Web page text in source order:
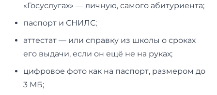
«Госуслугах» — личную, самого абитуриента;
паспорт и СНИЛС;
аттестат — или справку из школы о сроках
его выдачи, если он ещё не на руках;
цифровое фото как на паспорт, размером до
3 МБ;